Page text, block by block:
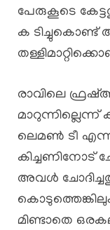
പേരുകൂടെ
ക ടിച്ചുകൊണ്ട്
രാവിലെ
ലെമൺ ടീ
കിച്ചണിനോട്
അവൾ
മിണ്ടാതെ